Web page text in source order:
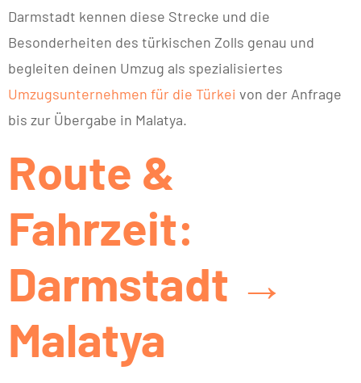
Darmstadt kennen diese Strecke und die
Besonderheiten des türkischen Zolls genau und
begleiten deinen Umzug als spezialisiertes
Umzugsunternehmen für die Türkei von der Anfrage
bis zur Übergabe in Malatya.
Route &
Fahrzeit:
Darmstadt →
Malatya